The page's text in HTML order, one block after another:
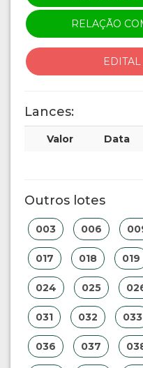
RELAÇÃO
Lances:
Valor Data
Outros lotes
003 006
017 018 019
024 025
031 032 033
036 037